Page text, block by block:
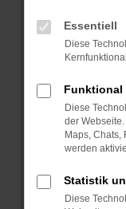
das Laden
Funktioniert
oder in
Das kann
Probleme zu
Stelle
dass
Essentiell
Diese
Funktional
Diese
der
Maps, Chats,
werden
Statistik
Diese